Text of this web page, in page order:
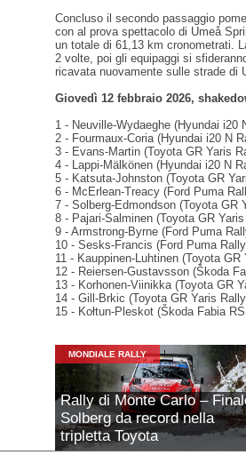
Concluso il secondo passaggio
con al prova spettacolo di Umeå
un totale di 61,13 km cronometrati.
2 volte, poi gli equipaggi si
ricavata nuovamente sulle strade di
Giovedì 12 febbraio 2026,
1 - Neuville-Wydaeghe (Hyundai i20
2 - Fourmaux-Coria (Hyundai i20 N
3 - Evans-Martin (Toyota GR Yaris
4 - Lappi-Mälkönen (Hyundai i20 N
5 - Katsuta-Johnston (Toyota GR
6 - McErlean-Treacy (Ford Puma
7 - Solberg-Edmondson (Toyota GR
8 - Pajari-Salminen (Toyota GR
9 - Armstrong-Byrne (Ford Puma
10 - Sesks-Francis (Ford Puma
11 - Kauppinen-Luhtinen (Toyota
12 - Reiersen-Gustavsson (Škoda
13 - Korhonen-Viinikka (Toyota GR
14 - Gill-Brkic (Toyota GR Yaris
15 - Kołtun-Pleskot (Škoda Fabia
MONDIALE RALLY
Rally di Monte Carlo –
Solberg da record nella
tripletta Toyota